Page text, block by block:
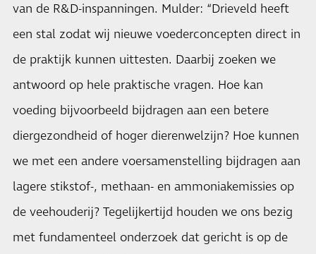
van de R&D-inspanningen. Mulder: “Drieveld heeft
een stal zodat wij nieuwe voederconcepten direct in
de praktijk kunnen uittesten. Daarbij zoeken we
antwoord op hele praktische vragen. Hoe kan
voeding bijvoorbeeld bijdragen aan een betere
diergezondheid of hoger dierenwelzijn? Hoe kunnen
we met een andere voersamenstelling bijdragen aan
lagere stikstof-, methaan- en ammoniakemissies op
de veehouderij? Tegelijkertijd houden we ons bezig
met fundamenteel onderzoek dat gericht is op de